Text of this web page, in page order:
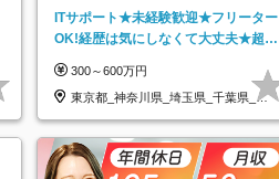
クルートグループ】
ITサポート★未経験歓迎★フリーター
OK!経歴は気にしなくて大丈夫★超大
300～600万円
東京都_神奈川県_埼玉県_千葉県_大
阪府…